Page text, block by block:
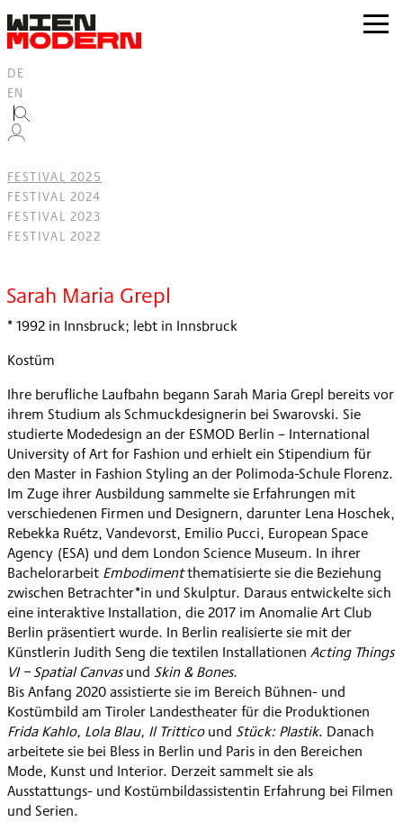
springen
zur
DE
EN
FESTIVAL 2025
FESTIVAL 2024
FESTIVAL 2023
FESTIVAL 2022
Sarah Maria Grepl
* 1992 in Innsbruck; lebt in Innsbruck
Kostüm
Ihre berufliche Laufbahn begann Sarah Maria Grepl bereits vor
ihrem Studium als Schmuckdesignerin bei Swarovski. Sie
studierte Modedesign an der ESMOD Berlin – International
University of Art for Fashion und erhielt ein Stipendium für
den Master in Fashion Styling an der Polimoda-Schule Florenz.
Im Zuge ihrer Ausbildung sammelte sie Erfahrungen mit
verschiedenen Firmen und Designern, darunter Lena Hoschek,
Rebekka Ruétz, Vandevorst, Emilio Pucci, European Space
Agency (ESA) und dem London Science Museum. In ihrer
Bachelorarbeit Embodimentthematisierte sie die Beziehung
zwischen Betrachter*in und Skulptur. Daraus entwickelte sich
eine interaktive Installation, die 2017 im Anomalie Art Club
Berlin präsentiert wurde. In Berlin realisierte sie mit der
Künstlerin Judith Seng die textilen Installationen Acting Things
VI − Spatial Canvasund Skin & Bones.
Bis Anfang 2020 assistierte sie im Bereich Bühnen- und
Kostümbild am Tiroler Landestheater für die Produktionen
Frida Kahlo, Lola Blau, Il Tritticound Stück: Plastik. Danach
arbeitete sie bei Bless in Berlin und Paris in den Bereichen
Mode, Kunst und Interior. Derzeit sammelt sie als
Ausstattungs- und Kostümbildassistentin Erfahrung bei Filmen
und Serien.